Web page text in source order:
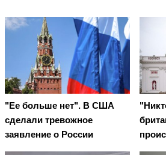
"Ее больше нет". В США
сделали тревожное
заявление о России